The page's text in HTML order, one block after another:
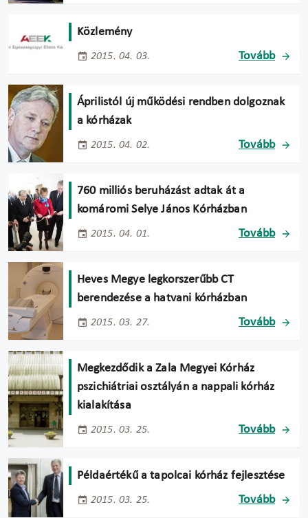
Közlemény
2015. 04. 03. Tovább
Áprilistól új működési rendben dolgoznak
a kórházak
2015. 04. 02. Tovább
760 milliós beruházást adtak át a
komáromi Selye János Kórházban
2015. 04. 01. Tovább
Heves Megye legkorszerűbb CT
berendezése a hatvani kórházban
2015. 03. 27. Tovább
Megkezdődik a Zala Megyei Kórház
pszichiátriai osztályán a nappali kórház
kialakítása
2015. 03. 25. Tovább
Példaértékű a tapolcai kórház fejlesztése
2015. 03. 25. Tovább